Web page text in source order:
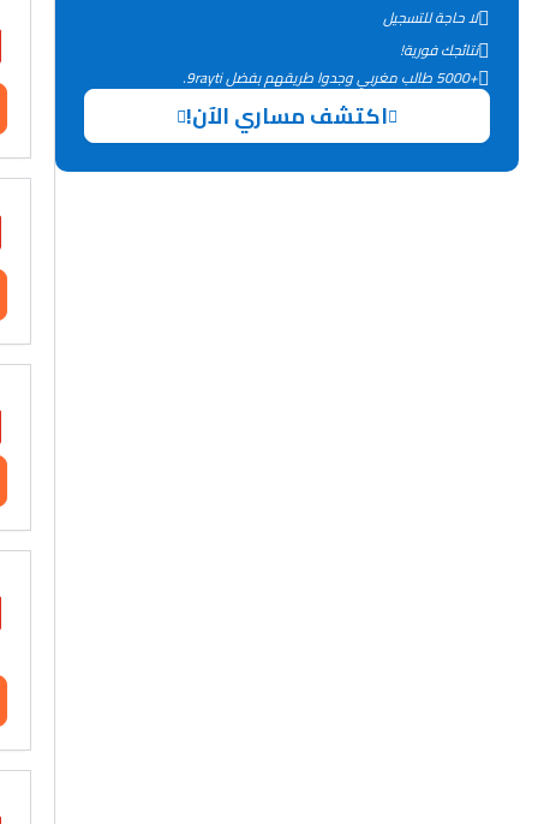
لا حاجة للتسجيل
نتائجك فورية!
+5000 طالب مغربي وجدوا طريقهم بفضل 9rayti.
اكتشف مساري الآن!